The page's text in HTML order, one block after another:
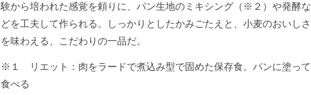
験から培われた感覚を頼りに、パン生地のミキシング（※２）や発酵な
どを工夫して作られる。しっかりとしたかみごたえと、小麦のおいしさ
を味わえる、こだわりの一品だ。
※１ リエット：肉をラードで煮込み型で固めた保存食。パンに塗って
食べる